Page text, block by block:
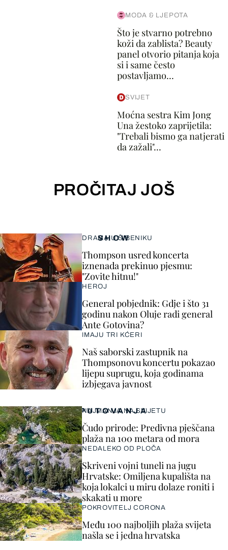
MODA & LJEPOTA
Što je stvarno potrebno
koži da zablista? Beauty
panel otvorio pitanja koja
si i same često
postavljamo...
SVIJET
Moćna sestra Kim Jong
Una žestoko zaprijetila:
"Trebali bismo ga natjerati
da zažali"...
PROČITAJ JOŠ
SHOW
DRAMA U ŠIBENIKU
Thompson usred koncerta
iznenada prekinuo pjesmu:
"Zovite hitnu!"
HEROJ
General pobjednik: Gdje i što 31
godinu nakon Oluje radi general
Ante Gotovina?
IMAJU TRI KĆERI
Naš saborski zastupnik na
Thompsonovu koncertu pokazao
lijepu suprugu, koja godinama
izbjegava javnost
PUTOVANJA
NAJMANJA NA SVIJETU
Čudo prirode: Predivna pješčana
plaža na 100 metara od mora
NEDALEKO OD PLOČA
Skriveni vojni tuneli na jugu
Hrvatske: Omiljena kupališta na
koja lokalci u miru dolaze roniti i
skakati u more
POKROVITELJ CORONA
Među 100 najboljih plaža svijeta
našla se i jedna hrvatska